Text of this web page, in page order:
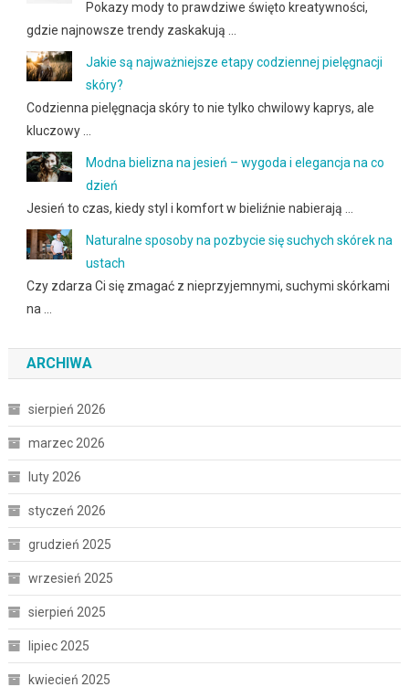
Pokazy mody to prawdziwe święto kreatywności,
gdzie najnowsze trendy zaskakują …
Jakie są najważniejsze etapy codziennej pielęgnacji
skóry?
Codzienna pielęgnacja skóry to nie tylko chwilowy kaprys, ale
kluczowy …
Modna bielizna na jesień – wygoda i elegancja na co
dzień
Jesień to czas, kiedy styl i komfort w bieliźnie nabierają …
Naturalne sposoby na pozbycie się suchych skórek na
ustach
Czy zdarza Ci się zmagać z nieprzyjemnymi, suchymi skórkami
na …
ARCHIWA
sierpień 2026
marzec 2026
luty 2026
styczeń 2026
grudzień 2025
wrzesień 2025
sierpień 2025
lipiec 2025
kwiecień 2025